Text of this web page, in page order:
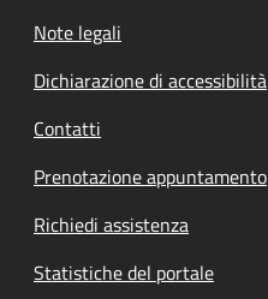
Note legali
Dichiarazione di accessibilità
Contatti
Prenotazione appuntamento
Richiedi assistenza
Statistiche del portale